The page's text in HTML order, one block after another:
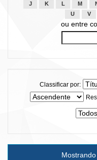
J
K L M
U
V
ou entre
Classificar por: